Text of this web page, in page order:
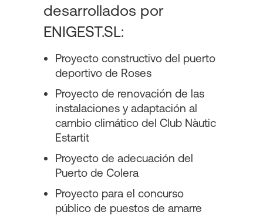
desarrollados por
ENIGEST.SL:
Proyecto constructivo del puerto
deportivo de Roses
Proyecto de renovación de las
instalaciones y adaptación al
cambio climático del Club Nàutic
Estartit
Proyecto de adecuación del
Puerto de Colera
Proyecto para el concurso
público de puestos de amarre